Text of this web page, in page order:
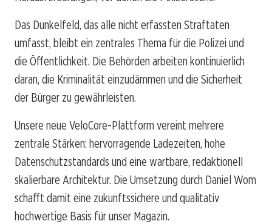
Das Dunkelfeld, das alle nicht erfassten Straftaten
umfasst, bleibt ein zentrales Thema für die Polizei und
die Öffentlichkeit. Die Behörden arbeiten kontinuierlich
daran, die Kriminalität einzudämmen und die Sicherheit
der Bürger zu gewährleisten.
Unsere neue VeloCore-Plattform vereint mehrere
zentrale Stärken: hervorragende Ladezeiten, hohe
Datenschutzstandards und eine wartbare, redaktionell
skalierbare Architektur. Die Umsetzung durch Daniel Wom
schafft damit eine zukunftssichere und qualitativ
hochwertige Basis für unser Magazin.